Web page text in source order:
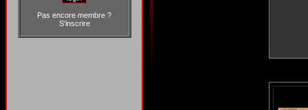
Pas encore membre ?
S'inscrire